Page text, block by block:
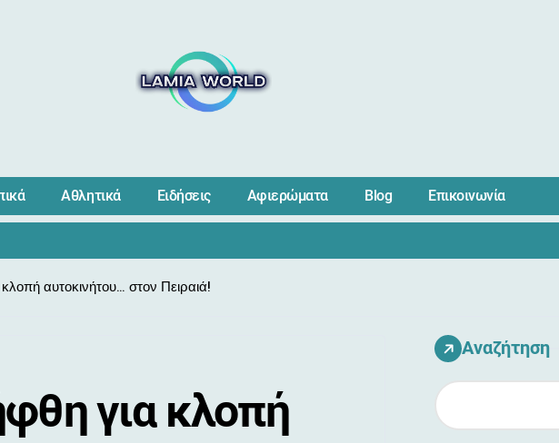
Αθλητικά Ειδήσεις Αφιερώματα Blog Επικοινωνία
αυτοκινήτου… στον Πειραιά!
για κλοπή
Αναζήτηση